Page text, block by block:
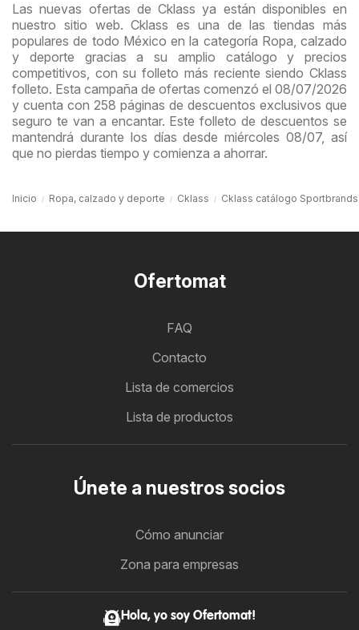
Las nuevas ofertas de Cklass ya están disponibles en
nuestro sitio web. Cklass es una de las tiendas más
populares de todo México en la categoría Ropa, calzado
y deporte gracias a su amplio catálogo y precios
competitivos, con su folleto más reciente siendo Cklass
folleto. Esta campaña de ofertas comenzó el 08/07/2026
y cuenta con 258 páginas de descuentos exclusivos que
seguro te van a encantar. Este folleto de descuentos se
mantendrá durante los días desde miércoles 08/07, así
que no pierdas tiempo y comienza a ahorrar.
Inicio Ropa, calzado y deporte Cklass Cklass catálogo
Ofertomat
FAQ
Contacto
Lista de comercios
Lista de productos
Únete a nuestros socios
Cómo anunciar
Zona para empresas
Hola, yo soy Ofertomat!